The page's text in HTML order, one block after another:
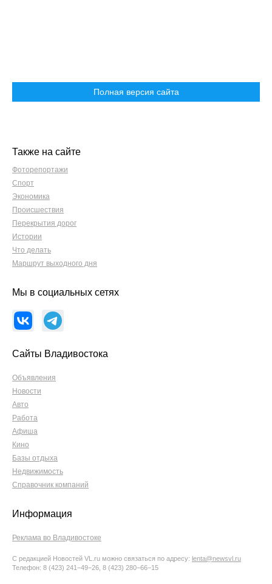
Полная версия сайта
Также на сайте
Фоторепортажи
Спорт
Экономика
Происшествия
Перекрытия дорог
Истории
Что делать
Маршрут выходного дня
Мы в социальных сетях
Сайты Владивостока
Объявления
Новости
Авто
Работа
Афиша
Кино
Базы отдыха
Недвижимость
Справочник компаний
Информация
Реклама во Владивостоке
С редакцией Новостей VL.ru можно связаться по адресу: lenta@newsvl.ru
Телефон: 8 (423) 241−49−26, 8 (423) 280−66−15